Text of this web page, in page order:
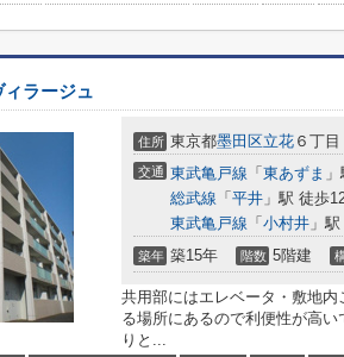
ラージュ
住所 東京都墨田区立花 ６丁目
交通 東武亀戸線 「 東あずま
総武線 「 平井 」駅 徒歩
東武亀戸線 「 小村井 」
築年 築15年 階数 5階建
共用部にはエレベータ・敷地
る場所にあるので利便性が高
りと...